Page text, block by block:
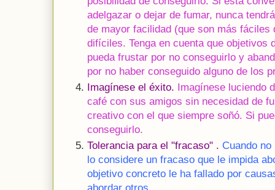
adelgazar o dejar de fumar, nunca
de mayor facilidad (que son más
difíciles. Tenga en cuenta que objetivos
pueda frustar por no conseguirlo y
por no haber conseguido alguno de los
Imagínese el éxito. Imagínese luciendo
café con sus amigos sin necesidad de
creativo con el que siempre soñó. Si
conseguirlo.
Tolerancia para el "fracaso" . Cuando
lo considere un fracaso que le impida
objetivo concreto le ha fallado por